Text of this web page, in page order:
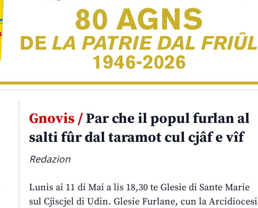
Gnovis /Par che il popul furlan al
salti fûr dal taramot cul cjâf e vîf
Redazion
Lunis ai 11 di Mai a lis 18,30 te Glesie di Sante Marie
sul Cjiscjel di Udin. Glesie Furlane, cun la Arcidiocesi